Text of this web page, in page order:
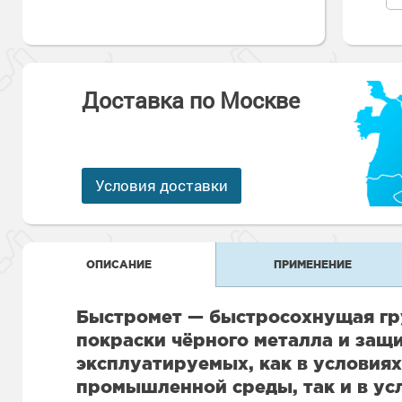
покрытия для
Алюминиевые
Морозостойкие краски
металла
Доставка по Москве
Условия доставки
ОПИСАНИЕ ПРИМЕНЕНИЕ
Быстромет — быстросохнущая
покраски чёрного металла и
эксплуатируемых, как в
промышленной среды, так и в